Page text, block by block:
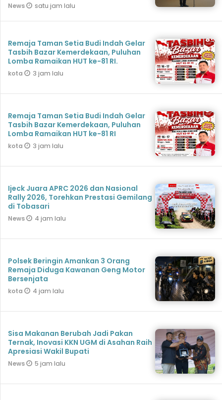
News satu jam lalu
Remaja Taman Setia Budi Indah Gelar
Tasbih Bazar Kemerdekaan, Puluhan
Lomba Ramaikan HUT ke-81 RI.
kota 3 jam lalu
Remaja Taman Setia Budi Indah Gelar
Tasbih Bazar Kemerdekaan, Puluhan
Lomba Ramaikan HUT ke-81 RI
kota 3 jam lalu
Ijeck Juara APRC 2026 dan Nasional
Rally 2026, Torehkan Prestasi Gemilang
di Tobasari
News 4 jam lalu
Polsek Beringin Amankan 3 Orang
Remaja Diduga Kawanan Geng Motor
Bersenjata
kota 4 jam lalu
Sisa Makanan Berubah Jadi Pakan
Ternak, Inovasi KKN UGM di Asahan Raih
Apresiasi Wakil Bupati
News 5 jam lalu